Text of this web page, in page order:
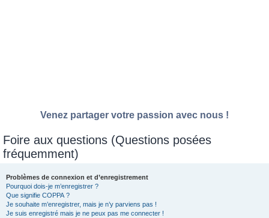
Venez partager votre passion avec nous !
Foire aux questions (Questions posées
fréquemment)
Problèmes de connexion et d’enregistrement
Pourquoi dois-je m’enregistrer ?
Que signifie COPPA ?
Je souhaite m’enregistrer, mais je n’y parviens pas !
Je suis enregistré mais je ne peux pas me connecter !